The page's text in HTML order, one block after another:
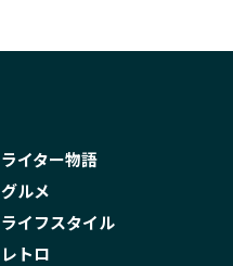
ライター物語
グルメ
ライフスタイル
レトロ